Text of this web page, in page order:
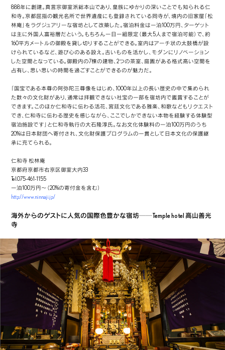
888年に創建。真言宗御室派総本山であり、皇族にゆかりの深いことでも知られる仁
和寺。京都屈指の観光名所で世界遺産にも登録されている同寺が、境内の旧家屋「松
林庵」をラグジュアリーな宿坊として改築した。宿泊料金は一泊100万円、ターゲット
は主に外国人富裕層だという。もちろん一日一組限定（最大5人まで宿泊可能）で、約
160平方メートルの御殿を貸し切りすることができる。室内はアーチ状の太鼓橋が設
けられているなど、遊び心のある設え。古いものを活かし、モダンにリノベーション
した空間となっている。御殿内の7棟の建物、2つの茶室、庭園がある格式高い空間を
占有し、思い思いの時間を過ごすことができるのが魅力だ。
「国宝である本尊の阿弥陀三尊像をはじめ、1000年以上の長い歴史の中で集められ
た数々の文化財があり、通常は拝観できない社宝の一部を宿坊内で鑑賞することが
できます。このほか仁和寺に伝わる活花、宮廷文化である雅楽、和歌などもリクエスト
でき、仁和寺に伝わる歴史を感じながら、ここでしかできない本物を経験する体験型
宿泊施設です」と仁和寺執行の大石隆淳氏。なお文化体験料の一泊100万円のうち
20%は日本財団へ寄付され、文化財保護プログラムの一貫として日本文化の保護継
承に充てられる。
仁和寺 松林庵
京都府京都市右京区御室大内33
Tel.075-461-1155
一泊100万円～（20%の寄付金を含む）
http://www.ninnaji.jp/
海外からのゲストに人気の国際色豊かな宿坊──Temple hotel 高山善光
寺